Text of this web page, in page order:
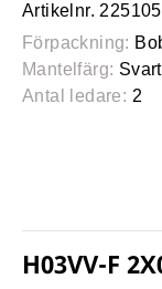
Artikelnr.
Förpackning:
Mantelfärg: Svart
Antal ledare: 2
H03VV-F